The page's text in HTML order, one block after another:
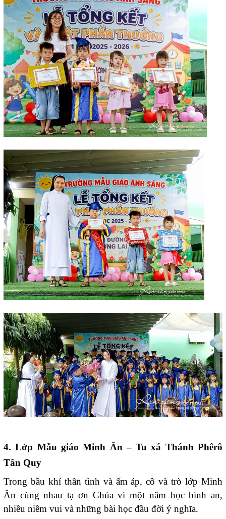
4. Lớp Mẫu giáo Minh Ân – Tu xá Thánh Phêrô
Tân Quy
Trong bầu khí thân tình và ấm áp, cô và trò lớp Minh
Ân cùng nhau tạ ơn Chúa vì một năm học bình an,
nhiều niềm vui và những bài học đầu đời ý nghĩa.